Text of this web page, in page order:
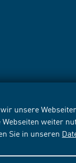
unsere
Webseiten weiter
Sie in unseren